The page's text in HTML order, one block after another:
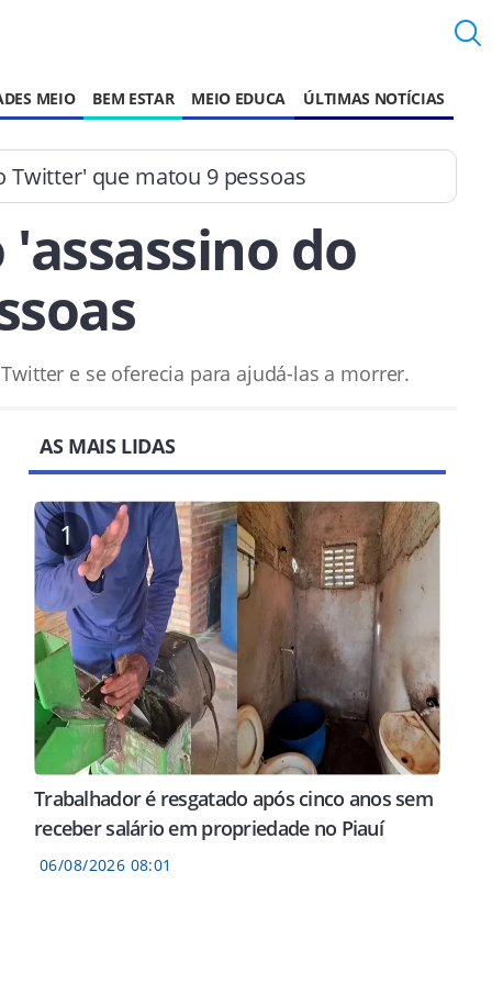
MEIO BEM ESTAR MEIO EDUCA ÚLTIMAS NOTÍCIAS
Twitter' que matou 9 pessoas
do
e se oferecia para ajudá-las a morrer.
AS MAIS LIDAS
1
Trabalhador é resgatado após cinco anos sem
receber salário em propriedade no Piauí
06/08/2026 08:01